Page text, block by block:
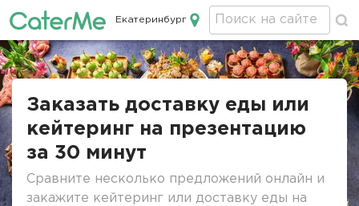
Кейтеринг в Екатеринбурге
Екатеринбург
Строка
Заказать доставку еды или
кейтеринг на презентацию
за 30 минут
Сравните несколько предложений онлайн и
закажите кейтеринг или доставку еды на